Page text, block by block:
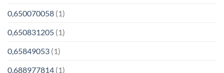
0,650070058 (1)
0,650831205 (1)
0,65849053 (1)
0,688977814 (1)